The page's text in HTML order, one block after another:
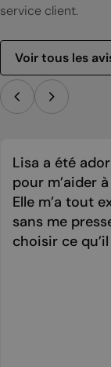
service client.
Voir tous les
Lisa a été
pour m’aider
Elle m’a tout
sans me
choisir ce